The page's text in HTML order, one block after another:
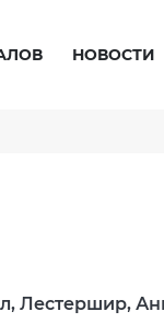
НОВОСТИ
Лестершир,